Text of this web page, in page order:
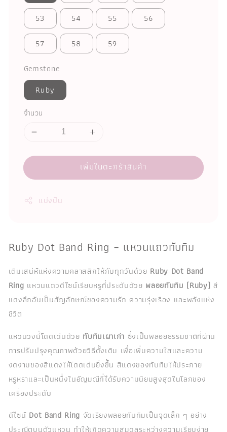
53
54 55
56
57
58
59
Gemstone
Ruby
จำนวน
เพิ่มในตะกร้าสินค้า
แบ่งปัน
Ruby Dot Band Ring – แหวนแถวทับทิม
เติมเสน่ห์แห่งความคลาสสิกให้กับทุกวันด้วย Ruby Dot Band
Ring แหวนแถวดีไซน์เรียบหรูที่ประดับด้วย พลอยทับทิม (Ruby) สี
แดงลึกอันเป็นสัญลักษณ์ของความรัก ความรุ่งเรือง และพลังแห่ง
ชีวิต
แหวนวงนี้โดดเด่นด้วย ทับทิมเผาเก่า ซึ่งเป็นพลอยธรรมชาติที่ผ่าน
การปรับปรุงคุณภาพด้วยวิธีดั้งเดิม เพื่อเพิ่มความใสและความ
งดงามของสีแดงให้โดดเด่นยิ่งขึ้น สีแดงของทับทิมให้ประกาย
หรูหราและเป็นหนึ่งในอัญมณีที่ได้รับความนิยมสูงสุดในโลกของ
เครื่องประดับ
ดีไซน์ Dot Band Ring จัดเรียงพลอยทับทิมเป็นจุดเล็ก ๆ อย่าง
ประณีตบนตัวแหวน ทำให้เกิดความสมดุลระหว่างความเรียบง่าย